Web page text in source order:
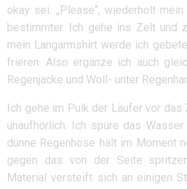
okay sei. „Please“, wiederholt
bestimmter. Ich gehe ins Zelt und
mein Langarmshirt werde ich
frieren. Also ergänze ich auch
Regenjacke und Woll- unter
Ich gehe im Pulk der Läufer vor
unaufhörlich. Ich spüre das
dünne Regenhose hält im Moment
gegen das von der Seite
Material versteift sich an einigen